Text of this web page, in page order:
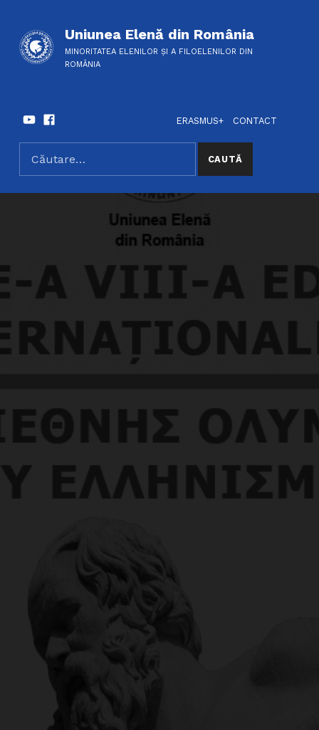
Uniunea Elenă din România
MINORITATEA ELENILOR ȘI A FILOELENILOR DIN
ROMÂNIA
SOCIAL LINKS
YoutubeFacebook
ERASMUS+
CONTACT
SEARCH THE SITE
Caută după: